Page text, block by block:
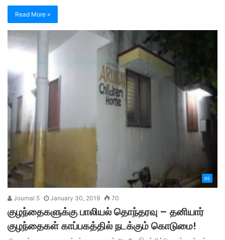
Read More »
RE
Journal 5 January 30, 2019 70
குழந்தைகளுக்கு பாலியல் தொந்தரவு – தனியார்
குழந்தைகள் காப்பகத்தில் நடக்கும் கொடுமை!